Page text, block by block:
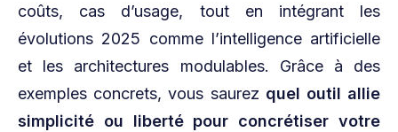
coûts, cas d’usage, tout en intégrant les
évolutions 2025 comme l’intelligence artificielle
et les architectures modulables. Grâce à des
exemples concrets, vous saurez quel outil allie
simplicité ou liberté pour concrétiser votre